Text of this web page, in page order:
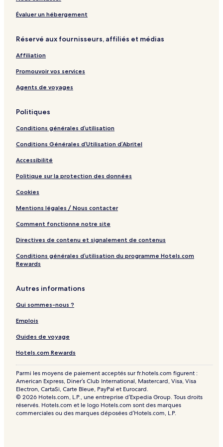
i
y
e
a
t
a
y
a
lP
t
y
a
Évaluer un hébergement
Réservé aux fournisseurs, affiliés et médias
Affiliation
Promouvoir vos services
Agents de voyages
Politiques
Conditions générales d’utilisation
Conditions Générales d’Utilisation d’Abritel
Accessibilité
Politique sur la protection des données
Cookies
Mentions légales / Nous contacter
Comment fonctionne notre site
Directives de contenu et signalement de contenus
Conditions générales d’utilisation du programme Hotels.com
Rewards
Autres informations
Qui sommes-nous ?
Emplois
Guides de voyage
Hotels.com Rewards
Parmi les moyens de paiement acceptés sur fr.hotels.com figurent :
American Express, Diner’s Club International, Mastercard, Visa, Visa
Electron, CartaSi, Carte Bleue, PayPal et Eurocard.
© 2026 Hotels.com, L.P., une entreprise d’Expedia Group. Tous droits
réservés. Hotels.com et le logo Hotels.com sont des marques
commerciales ou des marques déposées d’Hotels.com, L.P.